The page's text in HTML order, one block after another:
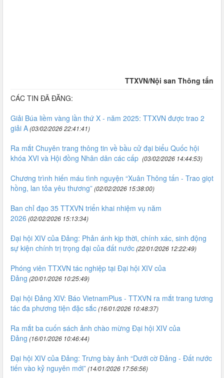
TTXVN/Nội san Thông tấn
CÁC TIN ĐÃ ĐĂNG:
Giải Búa liềm vàng lần thứ X - năm 2025: TTXVN được trao 2
giải A(03/02/2026 22:41:41)
Ra mắt Chuyên trang thông tin về bầu cử đại biểu Quốc hội
khóa XVI và Hội đồng Nhân dân các cấp (03/02/2026 14:44:53)
Chương trình hiến máu tình nguyện “Xuân Thông tấn - Trao giọt
hồng, lan tỏa yêu thương”(02/02/2026 15:38:00)
Ban chỉ đạo 35 TTXVN triển khai nhiệm vụ năm
2026 (02/02/2026 15:13:34)
Đại hội XIV của Đảng: Phản ánh kịp thời, chính xác, sinh động
sự kiện chính trị trọng đại của đất nước(22/01/2026 12:22:49)
Phóng viên TTXVN tác nghiệp tại Đại hội XIV của
Đảng (20/01/2026 10:25:49)
Đại hội Đảng XIV: Báo VietnamPlus - TTXVN ra mắt trang tương
tác đa phương tiện đặc sắc(16/01/2026 10:48:37)
Ra mắt ba cuốn sách ảnh chào mừng Đại hội XIV của
Đảng (16/01/2026 10:46:44)
Đại hội XIV của Đảng: Trưng bày ảnh “Dưới cờ Đảng - Đất nước
tiến vào kỷ nguyên mới”(14/01/2026 17:56:56)